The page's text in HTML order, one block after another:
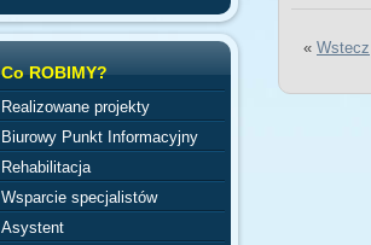
Co ROBIMY?
Realizowane projekty
Biurowy Punkt Informacyjny
Rehabilitacja
Wsparcie specjalistów
Asystent
« Wstecz